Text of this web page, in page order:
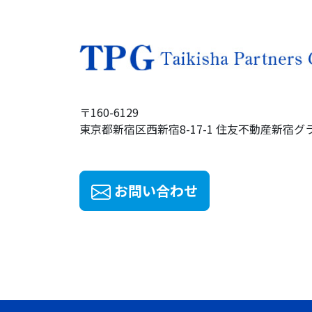
〒160-6129
東京都新宿区西新宿8-17-1 住友不動産新宿グ
お問い合わせ